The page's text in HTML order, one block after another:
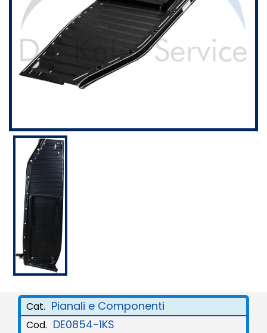
Cat. Pianali e Componenti
Cod. DE0854-1KS